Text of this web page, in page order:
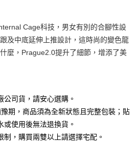
以上)免運費
以上)免運費
以上)免運費
Cage科技，男女有別的合腳性設
及中底延伸上推設計，這時尚的變色龍
麼，Prague2.0提升了細節，增添了美
公司貨，請安心選購。
豫期，商品須為全新狀態且完整包裝；貼
使用後無法退換貨。
制，購買兩雙以上請選擇宅配。